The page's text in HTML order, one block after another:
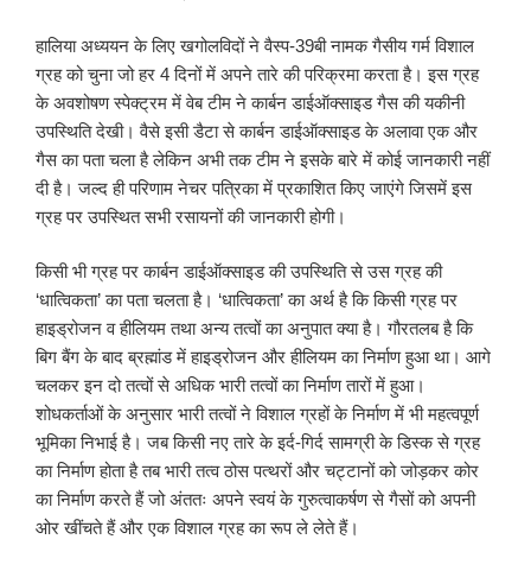
हालिया अध्ययन के लिए खगोलविदों ने वैस्प-39बी नामक गैसीय गर्म विशाल
ग्रह को चुना जो हर 4 दिनों में अपने तारे की परिक्रमा करता है। इस ग्रह
के अवशोषण स्पेक्ट्रम में वेब टीम ने कार्बन डाईऑक्साइड गैस की यकीनी
उपस्थिति देखी। वैसे इसी डैटा से कार्बन डाईऑक्साइड के अलावा एक और
गैस का पता चला है लेकिन अभी तक टीम ने इसके बारे में कोई जानकारी नहीं
दी है। जल्द ही परिणाम नेचर पत्रिका में प्रकाशित किए जाएंगे जिसमें इस
ग्रह पर उपस्थित सभी रसायनों की जानकारी होगी।
किसी भी ग्रह पर कार्बन डाईऑक्साइड की उपस्थिति से उस ग्रह की
‘धात्विकता’ का पता चलता है। ‘धात्विकता’ का अर्थ है कि किसी ग्रह पर
हाइड्रोजन व हीलियम तथा अन्य तत्वों का अनुपात क्या है। गौरतलब है कि
बिग बैंग के बाद ब्रह्मांड में हाइड्रोजन और हीलियम का निर्माण हुआ था। आगे
चलकर इन दो तत्वों से अधिक भारी तत्वों का निर्माण तारों में हुआ।
शोधकर्ताओं के अनुसार भारी तत्वों ने विशाल ग्रहों के निर्माण में भी महत्वपूर्ण
भूमिका निभाई है। जब किसी नए तारे के इर्द-गिर्द सामग्री के डिस्क से ग्रह
का निर्माण होता है तब भारी तत्व ठोस पत्थरों और चट्टानों को जोड़कर कोर
का निर्माण करते हैं जो अंततः अपने स्वयं के गुरुत्वाकर्षण से गैसों को अपनी
ओर खींचते हैं और एक विशाल ग्रह का रूप ले लेते हैं।